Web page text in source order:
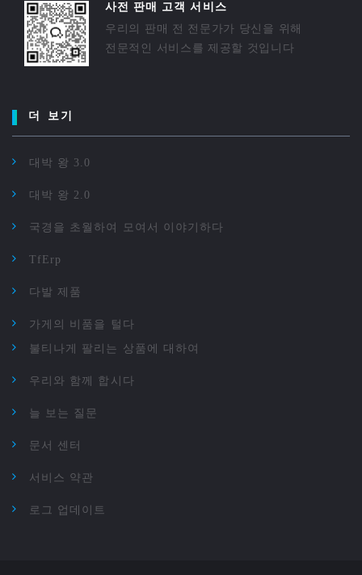
사전 판매 고객 서비스
우리의 판매 전 전문가가 당신을 위해
전문적인 서비스를 제공할 것입니다
더 보기
대박 왕 3.0
대박 왕 2.0
국경을 초월하여 모여서 이야기하다
TfErp
다발 제품
가게의 비품을 털다
불티나게 팔리는 상품에 대하여
우리와 함께 합시다
늘 보는 질문
문서 센터
서비스 약관
로그 업데이트